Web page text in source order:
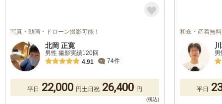
写真・動画・ドローン撮影可能！
北岡 正寛
男性 撮影実績120回
4.91
74件
平日 22,000 円土日祝 26,400 円
和傘・産着無
平日